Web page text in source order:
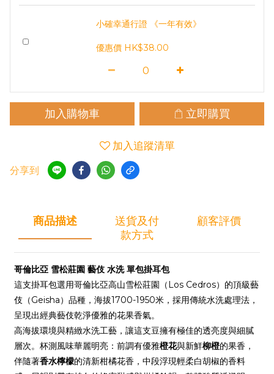
小確幸通行證 《一年有效》
優惠價 HK$38.00
加入購物車 立即購買
加入追蹤清單
分享到
商品描述
送貨及付
款方式
顧客評價
哥倫比亞 雪松莊園 藝伎 水洗 單包掛耳包
這支掛耳包選用哥倫比亞高山雪松莊園（Los Cedros）的頂級藝
伎（Geisha）品種，海拔1700-1950米，採用傳統水洗處理法，
呈現出經典藝伎乾淨優雅的花果香氣。
高海拔環境與精緻水洗工藝，讓這支豆擁有極佳的透亮度與細膩
層次。杯測風味華麗明亮：前調有優雅橙花與新鮮柳橙的果香，
伴隨著香水檸檬的清新柑橘花香，中段浮現輕柔白胡椒的香料